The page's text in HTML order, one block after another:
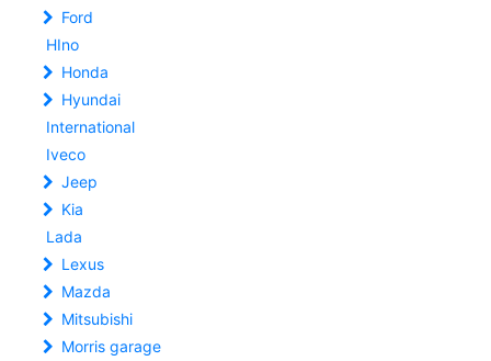
Ford
HIno
Honda
Hyundai
International
Iveco
Jeep
Kia
Lada
Lexus
Mazda
Mitsubishi
Morris garage